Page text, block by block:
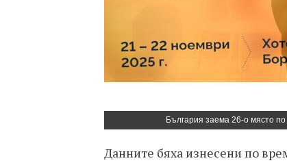
България заема 26-о място
Данните бяха изнесени по